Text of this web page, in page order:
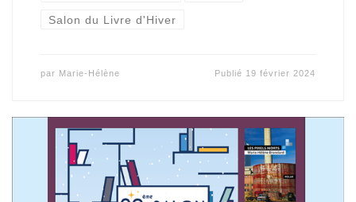
Salon du Livre d'Hiver
par Marie-Hélène Publié 19 février 2024